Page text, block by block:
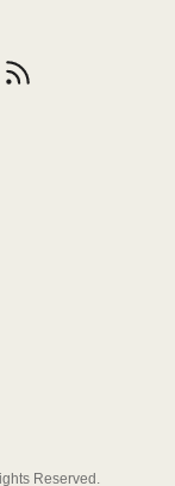
Reserved.